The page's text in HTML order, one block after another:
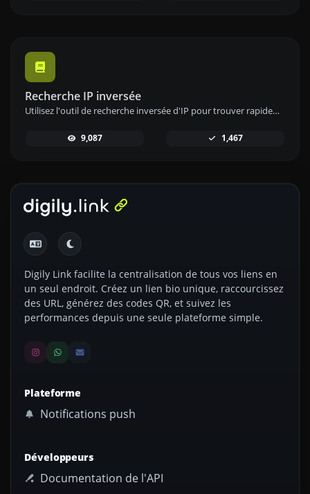
Recherche IP inversée
Utilisez l'outil de recherche inversée d'IP pour trouver rapidement et facilement le domaine ou l'hôte associé à une adresse IP.
9,087 1,467
Digily Link facilite la centralisation de tous vos liens en
un seul endroit. Créez un lien bio unique, raccourcissez
des URL, générez des codes QR, et suivez les
performances depuis une seule plateforme simple.
Plateforme
Notifications push
Développeurs
Documentation de l'API